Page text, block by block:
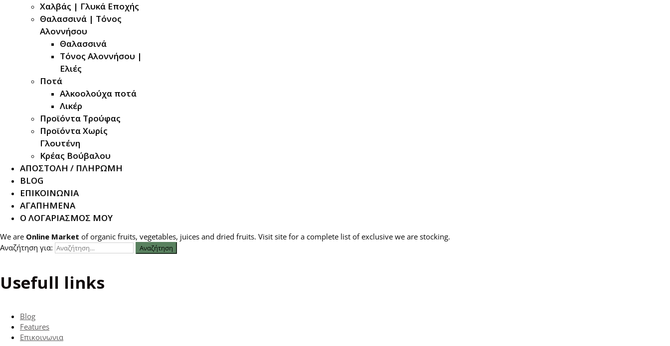
Χαλβάς | Γλυκά Εποχής
Θαλασσινά | Τόνος
Αλοννήσου
Θαλασσινά
Τόνος Αλοννήσου |
Ελιές
Ποτά
Αλκοολούχα ποτά
Λικέρ
Προϊόντα Τρούφας
Προϊόντα Χωρίς
Γλουτένη
Κρέας Βούβαλου
ΑΠΟΣΤΟΛΗ / ΠΛΗΡΩΜΗ
BLOG
ΕΠΙΚΟΙΝΩΝΙΑ
ΑΓΑΠΗΜΕΝΑ
Ο ΛΟΓΑΡΙΑΣΜΟΣ ΜΟΥ
We are Online Market of organic fruits, vegetables, juices and dried fruits. Visit site for a complete list of exclusive we are stocking.
Αναζήτηση για:
Usefull links
Blog
Features
Επικοινωνια